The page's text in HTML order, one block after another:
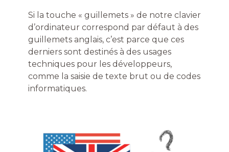
Si la touche « guillemets » de notre clavier
d’ordinateur correspond par défaut à des
guillemets anglais, c’est parce que ces
derniers sont destinés à des usages
techniques pour les développeurs,
comme la saisie de texte brut ou de codes
informatiques.